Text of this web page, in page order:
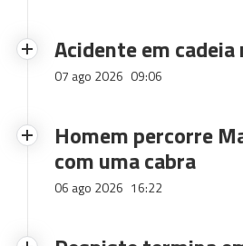
Acidente em cadeia
07 ago 2026 09:06
Homem percorre
com uma cabra
06 ago 2026 16:22